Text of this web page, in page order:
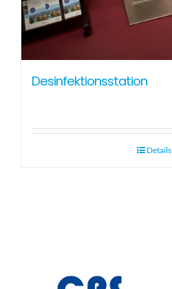
Desinfektionsstation
Details